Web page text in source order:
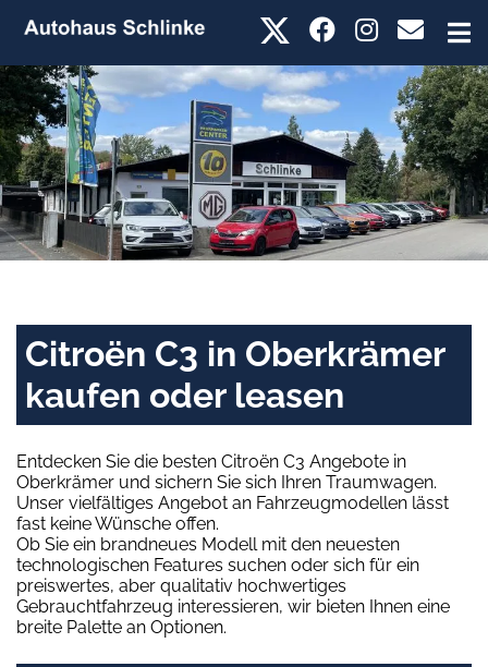
Citroën C3 in Oberkrämer
kaufen oder leasen
Entdecken Sie die besten Citroën C3 Angebote in
Oberkrämer und sichern Sie sich Ihren Traumwagen.
Unser vielfältiges Angebot an Fahrzeugmodellen lässt
fast keine Wünsche offen.
Ob Sie ein brandneues Modell mit den neuesten
technologischen Features suchen oder sich für ein
preiswertes, aber qualitativ hochwertiges
Gebrauchtfahrzeug interessieren, wir bieten Ihnen eine
breite Palette an Optionen.